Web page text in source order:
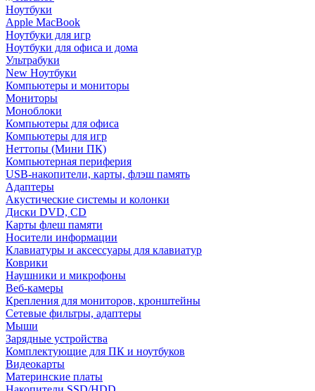
Ноутбуки
Apple MacBook
Ноутбуки для игр
Ноутбуки для офиса и дома
Ультрабуки
New Ноутбуки
Компьютеры и мониторы
Мониторы
Моноблоки
Компьютеры для офиса
Компьютеры для игр
Неттопы (Мини ПК)
Компьютерная периферия
USB-накопители, карты, флэш память
Адаптеры
Акустические системы и колонки
Диски DVD, CD
Карты флеш памяти
Носители информации
Клавиатуры и аксессуары для клавиатур
Коврики
Наушники и микрофоны
Веб-камеры
Крепления для мониторов, кронштейны
Сетевые фильтры, адаптеры
Мыши
Зарядные устройства
Комплектующие для ПК и ноутбуков
Видеокарты
Материнские платы